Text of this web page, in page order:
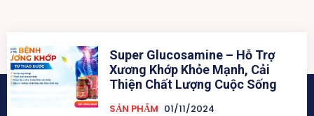
Super Glucosamine – Hỗ Trợ
Xương Khớp Khỏe Mạnh, Cải
Thiện Chất Lượng Cuộc Sống
SẢN PHẨM 01/11/2024